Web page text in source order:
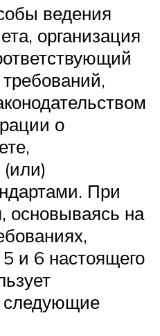
ведения
организация
о
При
основываясь на
и 6 настоящего
следующие